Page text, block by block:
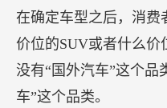
在确定车型之后，消费
价位的SUV或者什么价
没有“国外汽车”这个品
车”这个品类。